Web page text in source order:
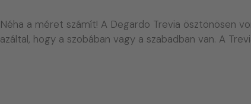
Néha a méret számít! A Degardo Trevia ösztönösen
azáltal, hogy a szobában vagy a szabadban van. A